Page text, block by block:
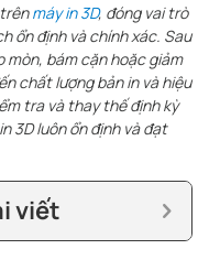
máy in 3D, đóng vai trò
ổn định và chính xác. Sau
mòn, bám cặn hoặc giảm
chất lượng bản in và hiệu
tra và thay thế định kỳ
3D luôn ổn định và đạt
viết